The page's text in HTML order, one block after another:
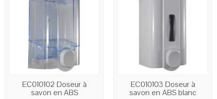
EC010102 Doseur à
savon en ABS
EC010103 Doseur à
savon en ABS blanc